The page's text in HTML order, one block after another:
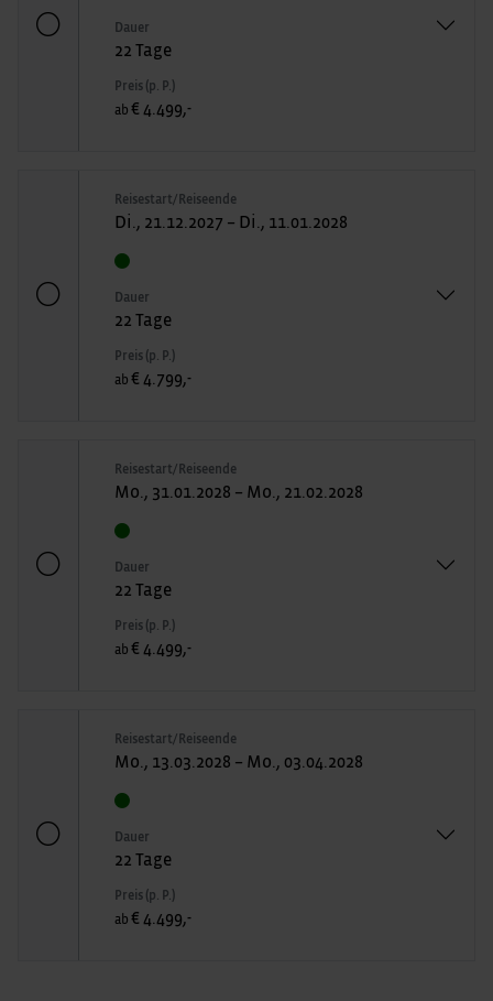
Dauer
22 Tage
Preis (p. P.)
ab € 4.499,-
Reisestart/Reiseende
Di., 21.12.2027 – Di., 11.01.2028
Dauer
22 Tage
Preis (p. P.)
ab € 4.799,-
Reisestart/Reiseende
Mo., 31.01.2028 – Mo., 21.02.2028
Dauer
22 Tage
Preis (p. P.)
ab € 4.499,-
Reisestart/Reiseende
Mo., 13.03.2028 – Mo., 03.04.2028
Dauer
22 Tage
Preis (p. P.)
ab € 4.499,-